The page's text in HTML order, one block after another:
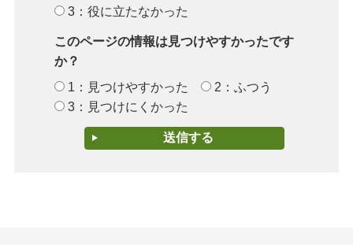
3：役に立たなかった
このページの情報は見つけやすかったです
か？
1：見つけやすかった
2：ふつう
3：見つけにくかった